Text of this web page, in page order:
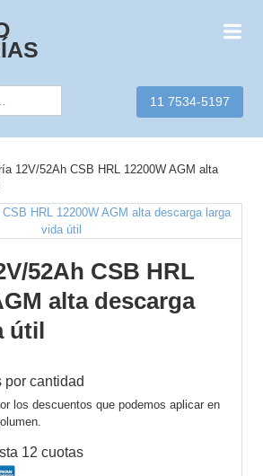
11 7534-5197
12V/52Ah CSB HRL 12200W AGM alta
52Ah CSB HRL
alta descarga
útil
por cantidad
los descuentos que podemos aplicar en
12 cuotas